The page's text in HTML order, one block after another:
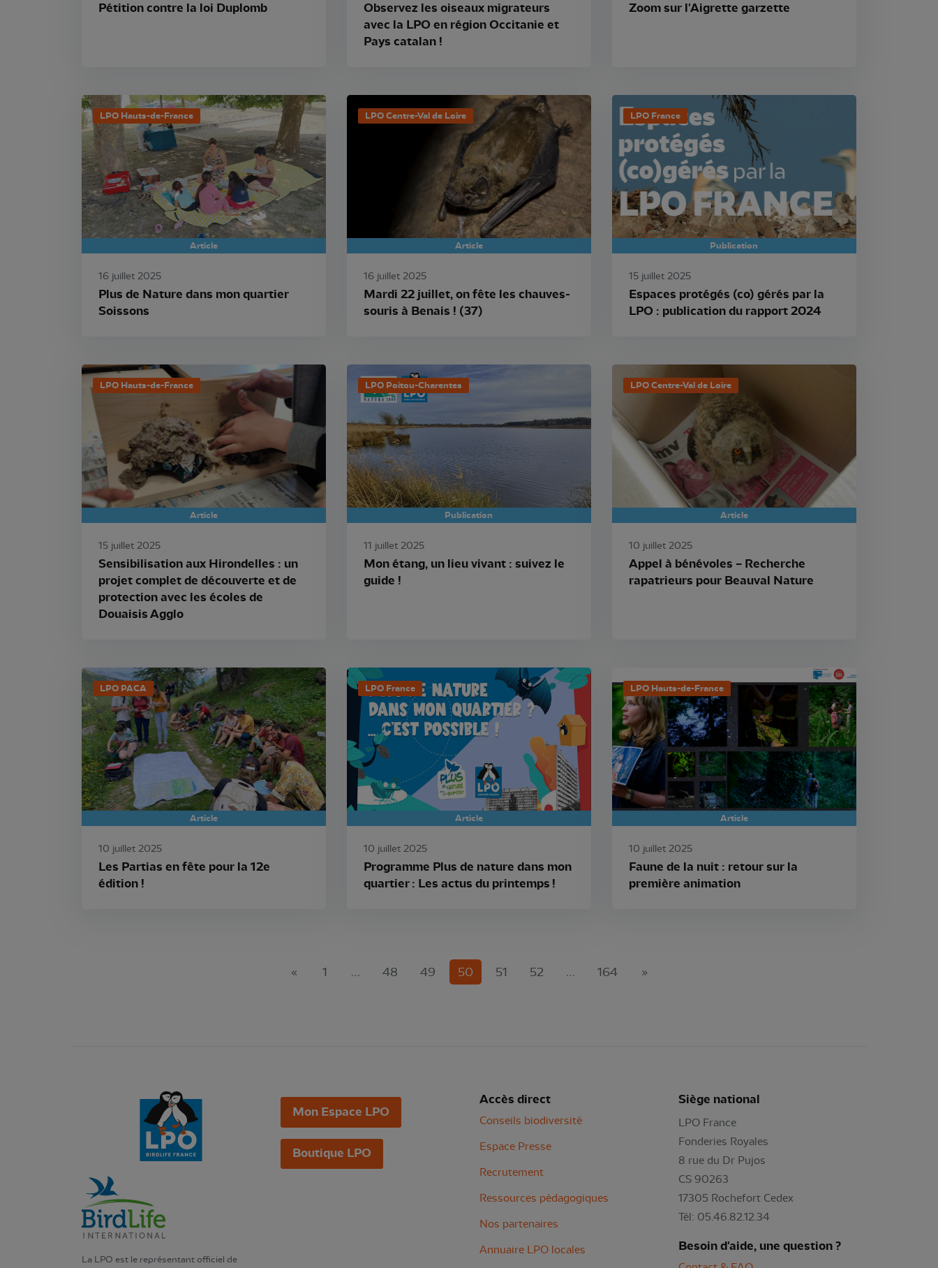
Pétition contre la loi Duplomb
Observez les oiseaux migrateurs
avec la LPO en région Occitanie et
Pays catalan !
Zoom sur l'Aigrette garzette
LPO Hauts-de-France
Article
16 juillet 2025
Plus de Nature dans mon quartier
Soissons
LPO Centre-Val de Loire
Article
16 juillet 2025
Mardi 22 juillet, on fête les chauves-
souris à Benais ! (37)
LPO France
Publication
15 juillet 2025
Espaces protégés (co) gérés par la
LPO : publication du rapport 2024
LPO Hauts-de-France
Article
15 juillet 2025
Sensibilisation aux Hirondelles : un
projet complet de découverte et de
protection avec les écoles de
Douaisis Agglo
LPO Poitou-Charentes
Publication
11 juillet 2025
Mon étang, un lieu vivant : suivez le
guide !
LPO Centre-Val de Loire
Article
10 juillet 2025
Appel à bénévoles – Recherche
rapatrieurs pour Beauval Nature
LPO PACA
Article
10 juillet 2025
Les Partias en fête pour la 12e
édition !
LPO France
Article
10 juillet 2025
Programme Plus de nature dans mon
quartier : Les actus du printemps !
LPO Hauts-de-France
Article
10 juillet 2025
Faune de la nuit : retour sur la
première animation
« 1 … 48 49 50(current)
51 52 … 164 »
La LPO est le représentant officiel de
Mon Espace LPO
Boutique LPO
Accès direct
Conseils biodiversité
Espace Presse
Recrutement
Ressources pédagogiques
Nos partenaires
Annuaire LPO locales
Siège national
LPO France
Fonderies Royales
8 rue du Dr Pujos
CS 90263
17305 Rochefort Cedex
Tél: 05.46.82.12.34
Besoin d'aide, une question ?